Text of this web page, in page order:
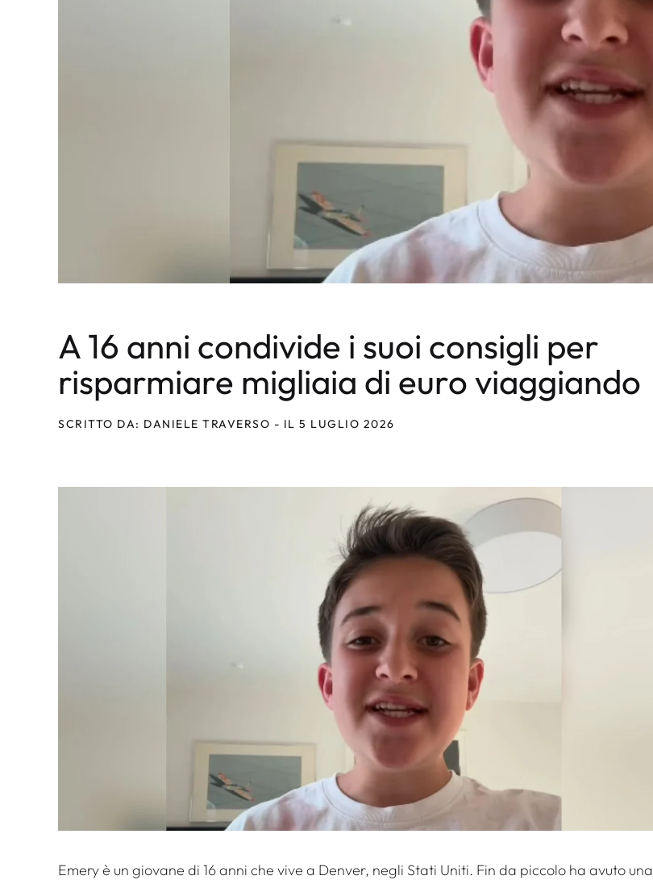
A 16 anni condivide i suoi consigli per
risparmiare migliaia di euro viaggiando
SCRITTO DA: DANIELE TRAVERSO - IL 5 LUGLIO 2026
Emery è un giovane di 16 anni che vive a Denver, negli Stati Uniti. Fin da piccolo ha avuto una